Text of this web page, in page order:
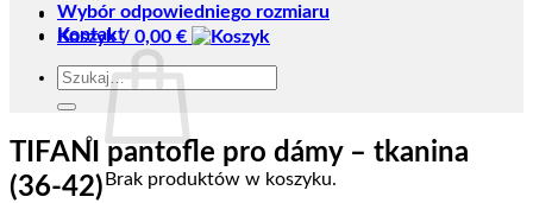
Koszyk / 0,00 €
Brak produktów w koszyku.
Wybór odpowiedniego rozmiaru
Kontakt
Szukaj:
TIFANI pantofle pro dámy – tkanina
(36-42)